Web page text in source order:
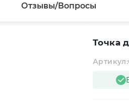
Отзывы/Вопросы
Точка
Артикул: